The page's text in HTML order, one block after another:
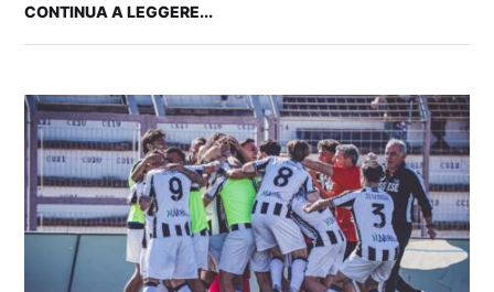
IL CAGLIARI SI PRESENTA A PULA: SEGUI LA
DIRETTA
CONTINUA A LEGGERE...